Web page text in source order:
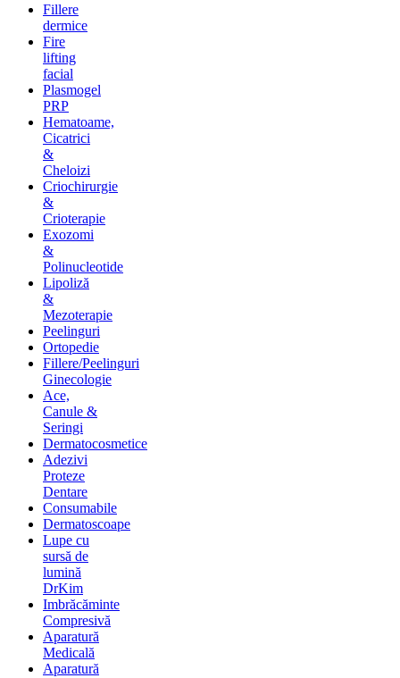
Fillere
dermice
Fire
lifting
facial
Plasmogel
PRP
Hematoame,
Cicatrici
&
Cheloizi
Criochirurgie
&
Crioterapie
Exozomi
&
Polinucleotide
Lipoliză
&
Mezoterapie
Peelinguri
Ortopedie
Fillere/Peelinguri
Ginecologie
Ace,
Canule &
Seringi
Dermatocosmetice
Adezivi
Proteze
Dentare
Consumabile
Dermatoscoape
Lupe cu
sursă de
lumină
DrKim
Imbrăcăminte
Compresivă
Aparatură
Medicală
Aparatură